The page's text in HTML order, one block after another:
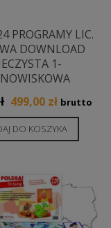
PROGRAMY LIC.
DOWNLOAD
1-
Pierwotna
cena
wynosiła:
499,00 złAktualna
cena
wynosi:
brutto
DO KOSZYKA